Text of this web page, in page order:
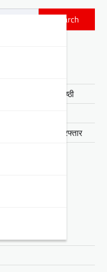
Search
पर राष्ट्रीय संगोष्ठी
हैं भगवान शिव
हजार रिश्वत लेते गिरफ्तार
संगठन का दायरा